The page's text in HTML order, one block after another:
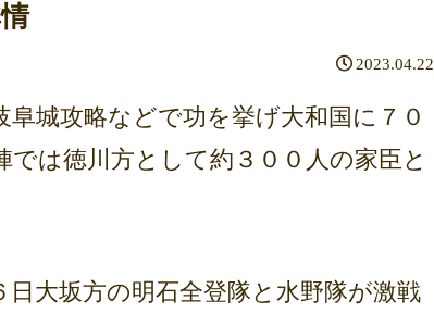
2023.04.22
城攻略などで功を挙げ大和国に７０
は徳川方として約３００人の家臣と
大坂方の明石全登隊と水野隊が激戦